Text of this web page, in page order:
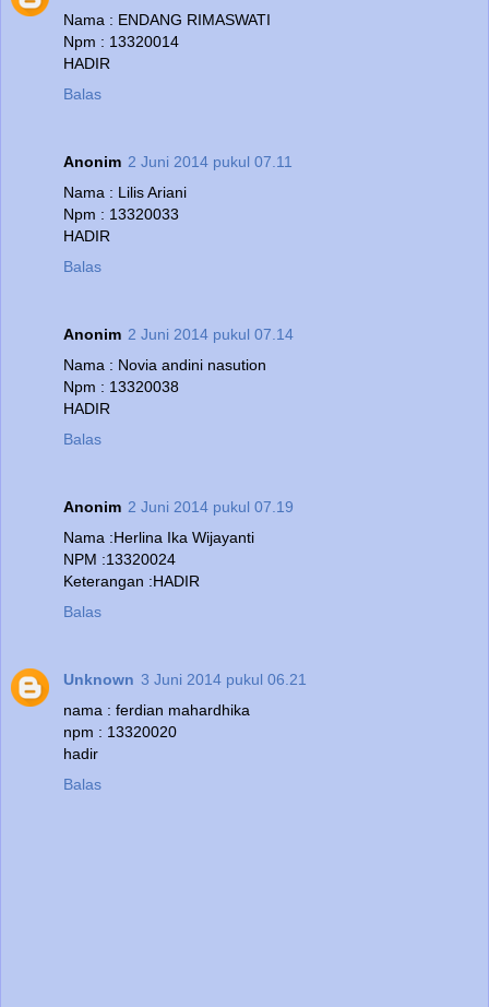
Nama : ENDANG RIMASWATI
Npm : 13320014
HADIR
Balas
Anonim 2 Juni 2014 pukul 07.11
Nama : Lilis Ariani
Npm : 13320033
HADIR
Balas
Anonim 2 Juni 2014 pukul 07.14
Nama : Novia andini nasution
Npm : 13320038
HADIR
Balas
Anonim 2 Juni 2014 pukul 07.19
Nama :Herlina Ika Wijayanti
NPM :13320024
Keterangan :HADIR
Balas
Unknown 3 Juni 2014 pukul 06.21
nama : ferdian mahardhika
npm : 13320020
hadir
Balas